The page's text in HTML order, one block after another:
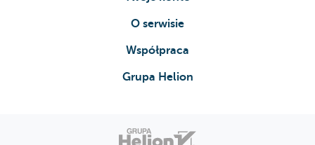
O serwisie
Współpraca
Grupa Helion